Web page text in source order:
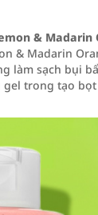
&
& Madarin
làm sạch bụi
trong tạo